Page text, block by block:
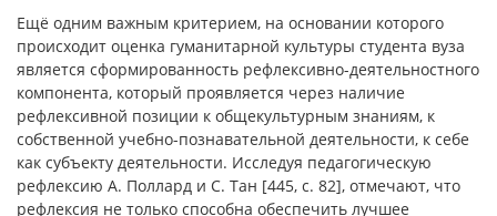
Ещё одним важным критерием, на основании которого
происходит оценка гуманитарной культуры студента вуза
является сформированность рефлексивно-деятельностного
компонента, который проявляется через наличие
рефлексивной позиции к общекультурным знаниям, к
собственной учебно-познавательной деятельности, к себе
как субъекту деятельности. Исследуя педагогическую
рефлексию А. Поллард и С. Тан [445, с. 82], отмечают, что
рефлексия не только способна обеспечить лучшее